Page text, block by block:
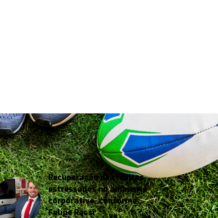
Recuperação de créditos
estressados no ambiente
corporativo, conforme
Felipe Rassi